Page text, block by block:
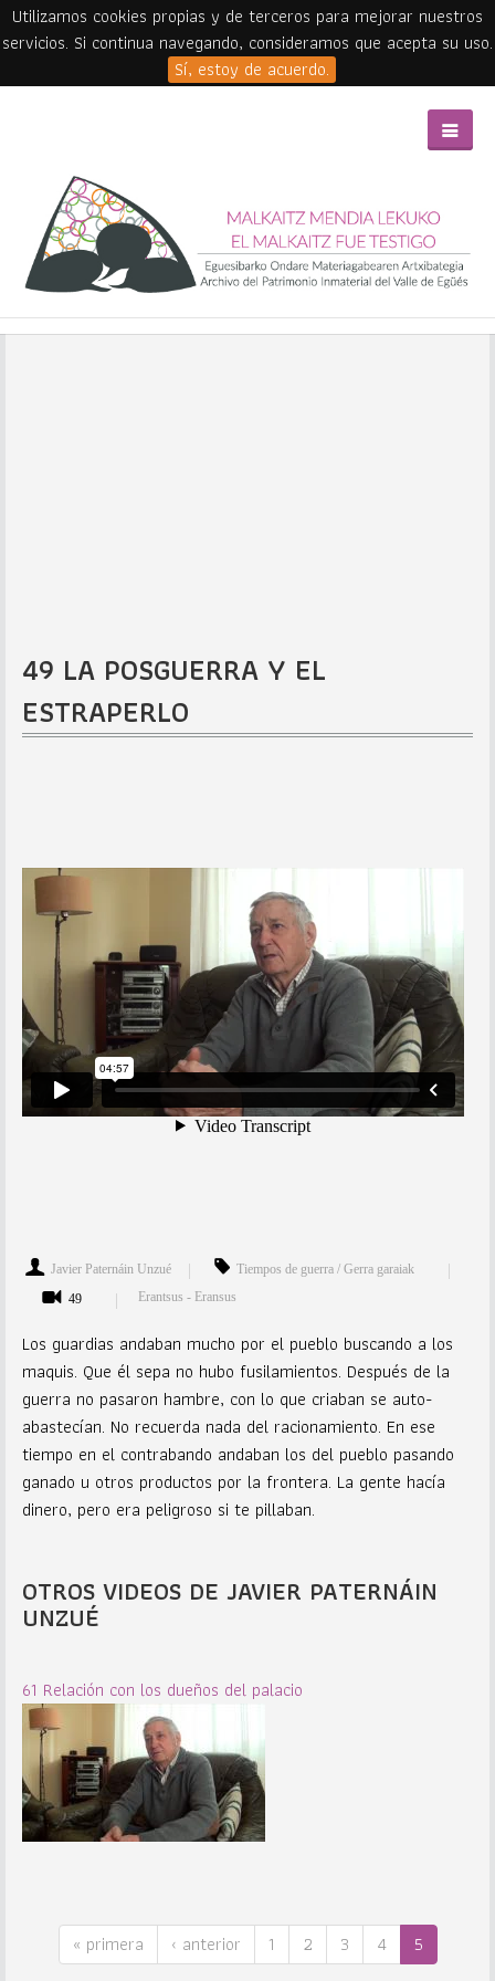
Utilizamos cookies propias y de terceros para mejorar nuestros
servicios. Si continua navegando, consideramos que acepta su uso.
Sí, estoy de acuerdo.
49 LA POSGUERRA Y EL
ESTRAPERLO
Javier Paternáin Unzué
Tiempos de guerra / Gerra garaiak
49
Erantsus - Eransus
Los guardias andaban mucho por el pueblo buscando a los
maquis. Que él sepa no hubo fusilamientos. Después de la
guerra no pasaron hambre, con lo que criaban se auto-
abastecían. No recuerda nada del racionamiento. En ese
tiempo en el contrabando andaban los del pueblo pasando
ganado u otros productos por la frontera. La gente hacía
dinero, pero era peligroso si te pillaban.
OTROS VIDEOS DE JAVIER PATERNÁIN
UNZUÉ
61 Relación con los dueños del palacio
« primera ‹ anterior 1 2 3 4 5